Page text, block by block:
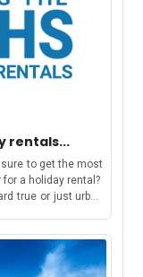
rentals...
sure to get the most
a holiday rental?
true or just urban
Association to
that holiday rentals